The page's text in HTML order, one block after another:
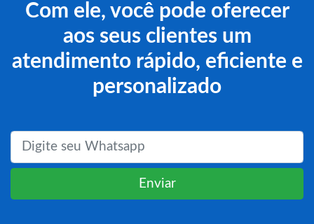
Com ele, você pode oferecer
aos seus clientes um
atendimento rápido, eficiente e
personalizado
Enviar